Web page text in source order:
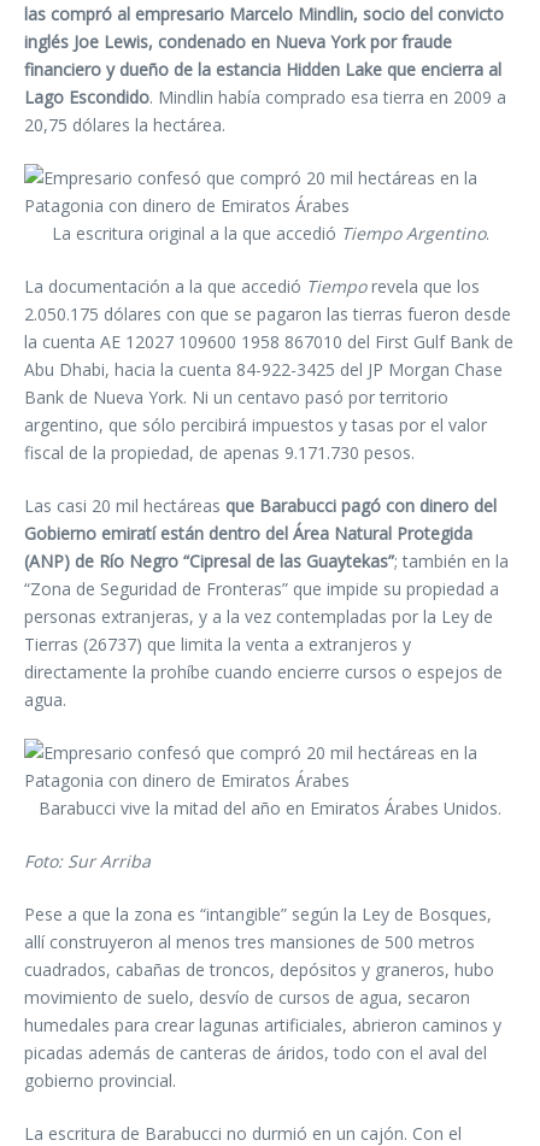
las compró al empresario Marcelo Mindlin, socio del convicto
inglés Joe Lewis, condenado en Nueva York por fraude
financiero y dueño de la estancia Hidden Lake que encierra al
Lago Escondido. Mindlin había comprado esa tierra en 2009 a
20,75 dólares la hectárea.
La escritura original a la que accedió Tiempo Argentino.
La documentación a la que accedió Tiemporevela que los
2.050.175 dólares con que se pagaron las tierras fueron desde
la cuenta AE 12027 109600 1958 867010 del First Gulf Bank de
Abu Dhabi, hacia la cuenta 84-922-3425 del JP Morgan Chase
Bank de Nueva York. Ni un centavo pasó por territorio
argentino, que sólo percibirá impuestos y tasas por el valor
fiscal de la propiedad, de apenas 9.171.730 pesos.
Las casi 20 mil hectáreas que Barabucci pagó con dinero del
Gobierno emiratí están dentro del Área Natural Protegida
(ANP) de Río Negro “Cipresal de las Guaytekas”; también en la
“Zona de Seguridad de Fronteras” que impide su propiedad a
personas extranjeras, y a la vez contempladas por la Ley de
Tierras (26737) que limita la venta a extranjeros y
directamente la prohíbe cuando encierre cursos o espejos de
agua.
Barabucci vive la mitad del año en Emiratos Árabes Unidos.
Foto: Sur Arriba
Pese a que la zona es “intangible” según la Ley de Bosques,
allí construyeron al menos tres mansiones de 500 metros
cuadrados, cabañas de troncos, depósitos y graneros, hubo
movimiento de suelo, desvío de cursos de agua, secaron
humedales para crear lagunas artificiales, abrieron caminos y
picadas además de canteras de áridos, todo con el aval del
gobierno provincial.
La escritura de Barabucci no durmió en un cajón. Con el